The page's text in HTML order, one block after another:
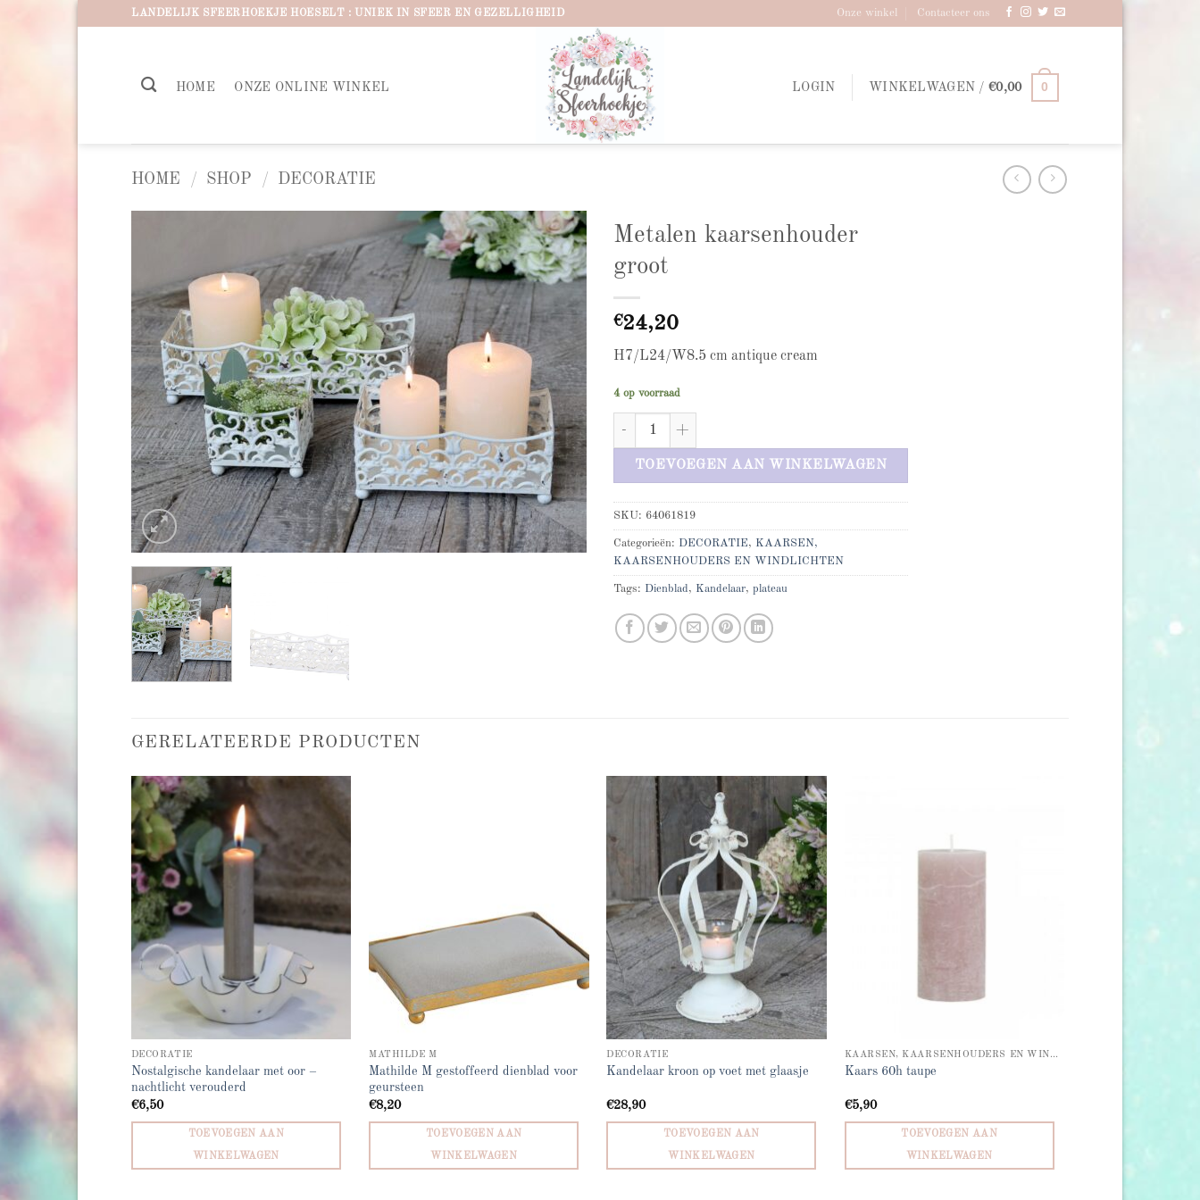
LANDELIJK SFEERHOEKJE HOESELT : UNIEK IN SFEER EN GEZELLIGHEID Onze winkel Contacteer ons
HOME ONZE ONLINE WINKEL LOGIN WINKELWAGEN /€0,00 0
HOME / SHOP / DECORATIE
Add to
wishlist
Metalen kaarsenhouder
groot
€24,20
H7/L24/W8.5 cm antique cream
4 op voorraad
Metalen kaarsenhouder groot aantal
TOEVOEGEN AAN WINKELWAGEN
SKU: 64061819
Categorieën: DECORATIE, KAARSEN,
KAARSENHOUDERS EN WINDLICHTEN
Tags: Dienblad , Kandelaar, plateau
GERELATEERDE PRODUCTEN
DECORATIE
Nostalgische kandelaar met oor –
nachtlicht verouderd
€6,50
TOEVOEGEN AAN
WINKELWAGEN
MATHILDE M
Mathilde M gestoffeerd dienblad voor
geursteen
€8,20
TOEVOEGEN AAN
WINKELWAGEN
Add to
wishlist
DECORATIE
Kandelaar kroon op voet met glaasje
€28,90
TOEVOEGEN AAN
WINKELWAGEN
KAARSEN, KAARSENHOUDERS EN WINDLICHTEN
Kaars 60h taupe
€5,90
TOEVOEGEN AAN
WINKELWAGEN